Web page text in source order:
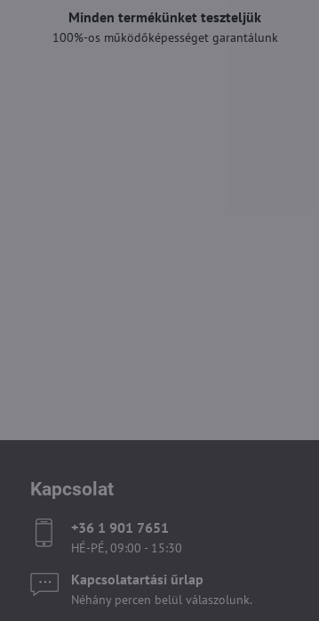
Minden termékünket teszteljük
100%-os működőképességet garantálunk
Kapcsolat
+36 1 901 7651
HÉ-PÉ, 09:00 - 15:30
Kapcsolatartási űrlap
Néhány percen belül válaszolunk.